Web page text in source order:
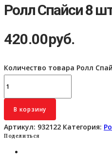
Ролл Спайси 8
420.00руб.
Количество товара Ролл
В корзину
Артикул: 932122 Категория:
Поделиться